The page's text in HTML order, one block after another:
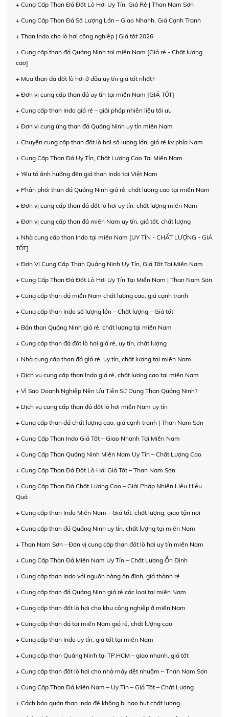
+ Cung Cấp Than Đá Đốt Lò Hơi Uy Tín, Giá Rẻ | Than Nam Sơn
+ Cung Cấp Than Đá Số Lượng Lớn – Giao Nhanh, Giá Cạnh Tranh
+ Than Indo cho lò hơi công nghiệp | Giá tốt 2026
+ Cung cấp than đá Quảng Ninh tại miền Nam [Giá rẻ - Chất lượng
cao]
+ Mua than đá đốt lò hơi ở đâu uy tín giá tốt nhất?
+ Đơn vị cung cấp than đá uy tín tại miền Nam [GIÁ TỐT]
+ Cung cấp than Indo giá rẻ – giải pháp nhiên liệu tối ưu
+ Đơn vị cung ứng than đá Quảng Ninh uy tín miền Nam
+ Chuyên cung cấp than đốt lò hơi số lượng lớn, giá rẻ kv phía Nam
+ Cung Cấp Than Đá Uy Tín, Chất Lượng Cao Tại Miền Nam
+ Yếu tố ảnh hưởng đến giá than Indo tại Việt Nam
+ Phân phối than đá Quảng Ninh giá rẻ, chất lượng cao tại miền Nam
+ Đơn vị cung cấp than đá đốt lò hơi uy tín, chất lượng miền Nam
+ Đơn vị cung cấp than đá miền Nam uy tín, giá tốt, chất lượng
+ Nhà cung cấp than Indo tại miền Nam [UY TÍN - CHẤT LƯỢNG - GIÁ
TỐT]
+ Đơn Vị Cung Cấp Than Quảng Ninh Uy Tín, Giá Tốt Tại Miền Nam
+ Cung Cấp Than Đá Đốt Lò Hơi Uy Tín Tại Miền Nam | Than Nam Sơn
+ Cung cấp than đá miền Nam chất lượng cao, giá cạnh tranh
+ Cung cấp than Indo số lượng lớn – Chất lượng – Giá tốt
+ Bán than Quảng Ninh giá rẻ, chất lượng tại miền Nam
+ Cung cấp than đá đốt lò hơi giá rẻ, uy tín, chất lượng
+ Nhà cung cấp than đá giá rẻ, uy tín, chất lượng tại miền Nam
+ Dịch vụ cung cấp than Indo giá rẻ, chất lượng cao tại miền Nam
+ Vì Sao Doanh Nghiệp Nên Ưu Tiên Sử Dụng Than Quảng Ninh?
+ Dịch vụ cung cấp than đá đốt lò hơi miền Nam uy tín
+ Cung cấp than đá chất lượng cao, giá cạnh tranh | Than Nam Sơn
+ Cung Cấp Than Indo Giá Tốt – Giao Nhanh Tại Miền Nam
+ Cung Cấp Than Quảng Ninh Miền Nam Uy Tín – Chất Lượng Cao
+ Cung Cấp Than Đá Đốt Lò Hơi Giá Tốt – Than Nam Sơn
+ Cung Cấp Than Đá Chất Lượng Cao – Giải Pháp Nhiên Liệu Hiệu
Quả
+ Cung cấp than Indo Miền Nam – Giá tốt, chất lượng, giao tận nơi
+ Cung cấp than đá Quảng Ninh uy tín, chất lượng tại miền Nam
+ Than Nam Sơn - Đơn vị cung cấp than đốt lò hơi uy tín miền Nam
+ Cung Cấp Than Đá Miền Nam Uy Tín – Chất Lượng Ổn Định
+ Cung cấp than Indo với nguồn hàng ổn định, giá thành rẻ
+ Cung cấp than đá Quảng Ninh giá rẻ các loại tại miền Nam
+ Cung cấp than đốt lò hơi cho khu công nghiệp ở miền Nam
+ Cung cấp than đá tại miền Nam giá rẻ, chất lượng cao
+ Cung cấp than Indo uy tín, giá tốt tại miền Nam
+ Cung cấp than Quảng Ninh tại TP.HCM – giao nhanh, giá tốt
+ Cung cấp than đốt lò hơi cho nhà máy dệt nhuộm – Than Nam Sơn
+ Cung Cấp Than Đá Miền Nam – Uy Tín – Giá Tốt – Chất Lượng
+ Cách bảo quản than Indo để không bị hao hụt chất lượng